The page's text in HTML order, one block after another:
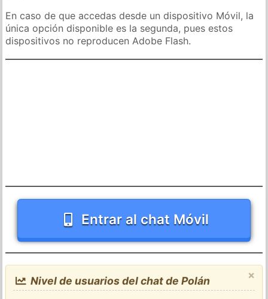
En caso de que accedas desde un dispositivo Móvil, la
única opción disponible es la segunda, pues estos
dispositivos no reproducen Adobe Flash.
Entrar al chat Móvil
×
Nivel de usuarios del chat de Polán